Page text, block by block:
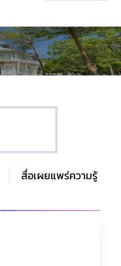
สื่อเผยแพร่ความรู้